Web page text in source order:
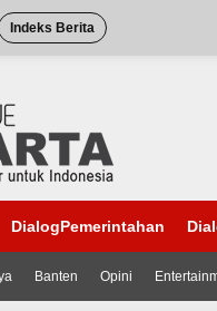
Indeks Berita
DialogPemerintahan
Banten Opini